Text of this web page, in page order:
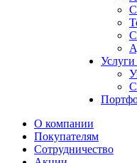
О компании
Покупателям
Сотрудничество